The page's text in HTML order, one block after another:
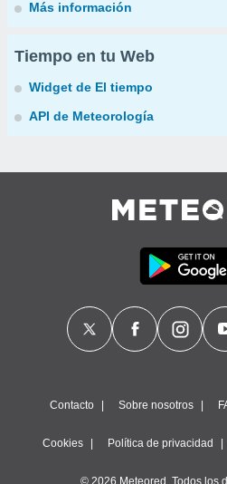
Más información
Tiempo en tu Web
Widget de El tiempo
API de Meteorología
Contacto Sobre nosotros
Cookies Política de privacidad
© 2026 Meteored. Todos los